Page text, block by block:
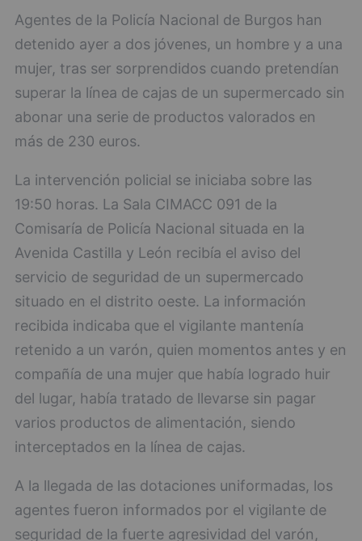
Agentes de la Policía Nacional de Burgos han
detenido ayer a dos jóvenes, un hombre y a una
mujer, tras ser sorprendidos cuando pretendían
superar la línea de cajas de un supermercado sin
abonar una serie de productos valorados en
más de 230 euros.
La intervención policial se iniciaba sobre las
19:50 horas. La Sala CIMACC 091 de la
Comisaría de Policía Nacional situada en la
Avenida Castilla y León recibía el aviso del
servicio de seguridad de un supermercado
situado en el distrito oeste. La información
recibida indicaba que el vigilante mantenía
retenido a un varón, quien momentos antes y en
compañía de una mujer que había logrado huir
del lugar, había tratado de llevarse sin pagar
varios productos de alimentación, siendo
interceptados en la línea de cajas.
A la llegada de las dotaciones uniformadas, los
agentes fueron informados por el vigilante de
seguridad de la fuerte agresividad del varón,